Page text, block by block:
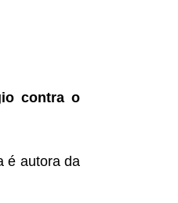
contra o
é autora da